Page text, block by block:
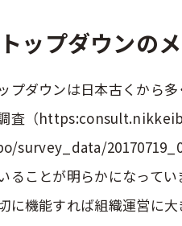
トップダウンの
プダウンは日本古くから
査（
survey_data/
ることが明らかになって
に機能すれば組織運営に